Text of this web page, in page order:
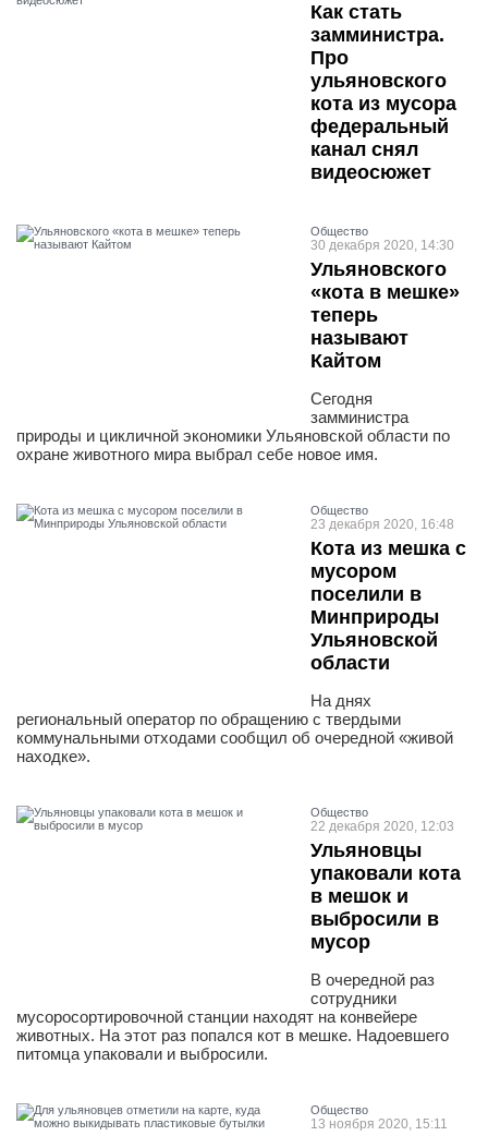
Как стать
замминистра.
Про
ульяновского
кота из мусора
федеральный
канал снял
видеосюжет
Общество
30 декабря 2020, 14:30
Ульяновского
«кота в мешке»
теперь
называют
Кайтом
Сегодня
замминистра
природы и цикличной экономики Ульяновской области по
охране животного мира выбрал себе новое имя.
Общество
23 декабря 2020, 16:48
Кота из мешка с
мусором
поселили в
Минприроды
Ульяновской
области
На днях
региональный оператор по обращению с твердыми
коммунальными отходами сообщил об очередной «живой
находке».
Общество
22 декабря 2020, 12:03
Ульяновцы
упаковали кота
в мешок и
выбросили в
мусор
В очередной раз
сотрудники
мусоросортировочной станции находят на конвейере
животных. На этот раз попался кот в мешке. Надоевшего
питомца упаковали и выбросили.
Общество
13 ноября 2020, 15:11